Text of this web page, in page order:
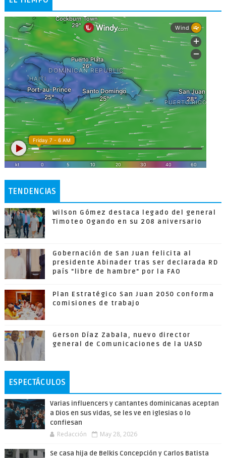
TENDENCIAS
Wilson Gómez destaca legado del general
Timoteo Ogando en su 208 aniversario
Gobernación de San Juan felicita al
presidente Abinader tras ser declarada RD
país "libre de hambre" por la FAO
Plan Estratégico San Juan 2050 conforma
comisiones de trabajo
Gerson Díaz Zabala, nuevo director
general de Comunicaciones de la UASD
ESPECTÁCULOS
Varias influencers y cantantes dominicanas aceptan
a Dios en sus vidas, se les ve en iglesias o lo
confiesan
Redacción May 28, 2026
Se casa hija de Belkis Concepción y Carlos Batista